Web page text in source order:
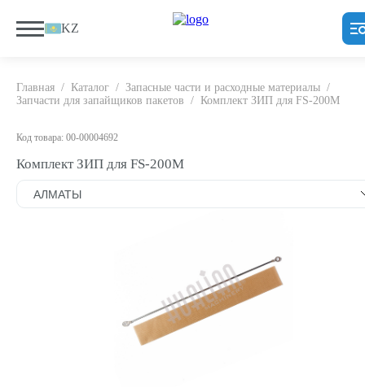
KZ
Главная / Каталог / Запасные части и расходные материалы /
Запчасти для запайщиков пакетов / Комплект ЗИП для FS-200M
Код товара: 00-00004692
Комплект ЗИП для FS-200M